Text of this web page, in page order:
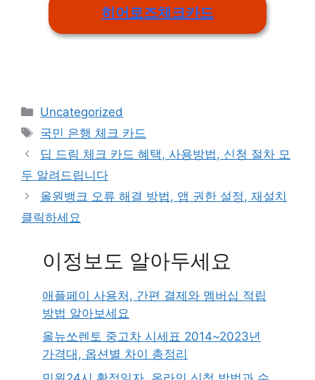
히어로즈체크카드
Categories
Uncategorized
Tags
국민 은행 체크 카드
딥 드림 체크 카드 혜택, 사용방법, 신청 절차 모
두 알려드립니다
올원뱅크 오류 해결 방법, 앱 권한 설정, 재설치
클릭하세요
이정보도 알아두세요
애플페이 사용처, 간편 결제와 멤버십 적립
방법 알아보세요
올뉴쏘렌토 중고차 시세표 2014~2023년
가격대, 옵션별 차이 총정리